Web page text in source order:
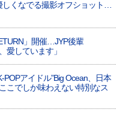
しくなでる撮影オフショット…
」開催…JYP後輩
愛しています」
POPアイドル”Big Ocean、日本
こでしか味わえない特別なス